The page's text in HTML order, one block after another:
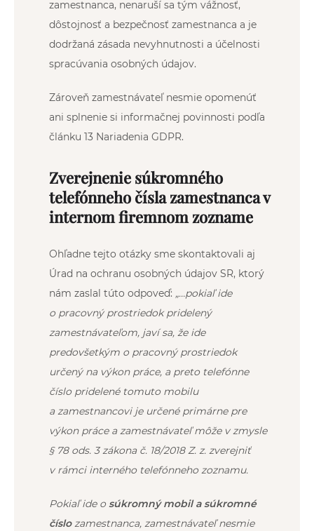
zamestnanca, nenaruší sa tým vážnosť,
dôstojnosť a bezpečnosť zamestnanca a je
dodržaná zásada nevyhnutnosti a účelnosti
spracúvania osobných údajov.
Zároveň zamestnávateľ nesmie opomenúť
ani splnenie si informačnej povinnosti podľa
článku 13 Nariadenia GDPR.
Zverejnenie súkromného
telefónneho čísla zamestnanca v
internom firemnom zozname
Ohľadne tejto otázky sme skontaktovali aj
Úrad na ochranu osobných údajov SR, ktorý
nám zaslal túto odpoveď: „…pokiaľ ide
o pracovný prostriedok pridelený
zamestnávateľom, javí sa, že ide
predovšetkým o pracovný prostriedok
určený na výkon práce, a preto telefónne
číslo pridelené tomuto mobilu
a zamestnancovi je určené primárne pre
výkon práce a zamestnávateľ môže v zmysle
§ 78 ods. 3 zákona č. 18/2018 Z. z. zverejniť
v rámci interného telefónneho zoznamu.
Pokiaľ ide osúkromný mobil a súkromné
číslozamestnanca, zamestnávateľ nesmie